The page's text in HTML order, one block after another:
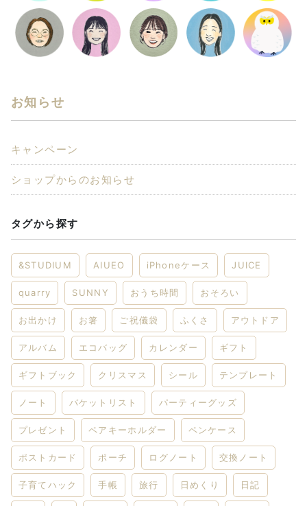
お知らせ
キャンペーン
ショップからのお知らせ
タグから探す
&STUDIUM AIUEO iPhoneケース JUICE
quarry SUNNY おうち時間 おそろい
お出かけ お箸 ご祝儀袋 ふくさ アウトドア
アルバム エコバッグ カレンダー ギフト
ギフトブック クリスマス シール テンプレート
ノート バケットリスト パーティーグッズ
プレゼント ペアキーホルダー ペンケース
ポストカード ポーチ ログノート 交換ノート
子育てハック 手帳 旅行 日めくり 日記